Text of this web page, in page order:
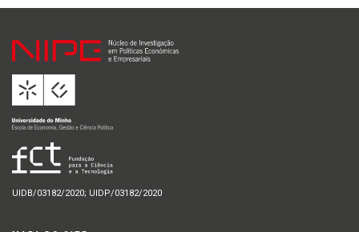
UIDB/03182/2020; UIDP/03182/2020